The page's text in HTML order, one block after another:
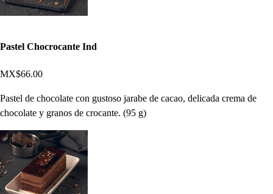
Pastel Chocrocante Ind
MX$66.00
Pastel de chocolate con gustoso jarabe de cacao, delicada crema de
chocolate y granos de crocante. (95 g)